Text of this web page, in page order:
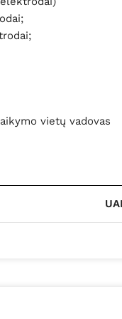
vietų vadovas